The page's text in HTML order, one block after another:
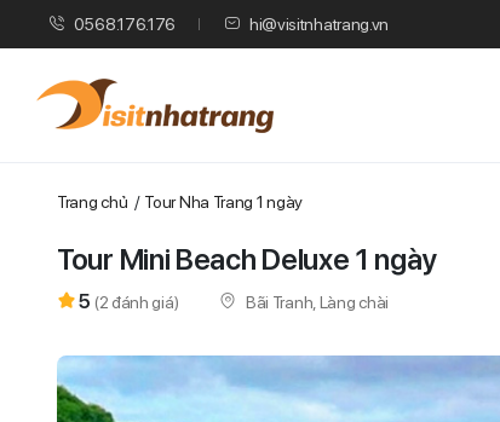
0568.176.176 hi@visitnhatrang.vn
Trang chủ Tour Nha Trang 1 ngày
Tour Mini Beach Deluxe 1 ngày
5 (2 đánh giá) Bãi Tranh, Làng chài